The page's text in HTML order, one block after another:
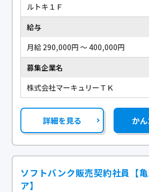
ルトキ１Ｆ
給与
月給 290,000円 〜 400,000円
募集企業名
株式会社マーキュリーＴＫ
詳細を見る か
ソフトバンク販売契約社員【
ア】